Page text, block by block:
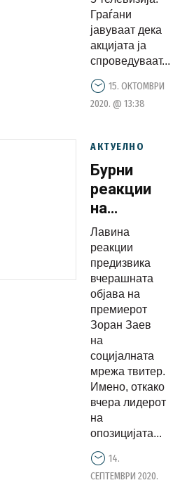
Граѓани
јавуваат дека
акцијата ја
спроведуваат...
15. ОКТОМВРИ
2020. @ 13:38
АКТУЕЛНО
Бурни
реакции
на
граѓаните
за твитот
на Заев:
Чим
дојде ред
таков
како тебе
да не
води,
отидовме
во
бездна,
одродено
створење
Лавина
реакции
предизвика
вчерашната
објава на
премиерот
Зоран Заев
на
социјалната
мрежа твитер.
Имено, откако
вчера лидерот
на
опозицијата...
14.
СЕПТЕМВРИ 2020.